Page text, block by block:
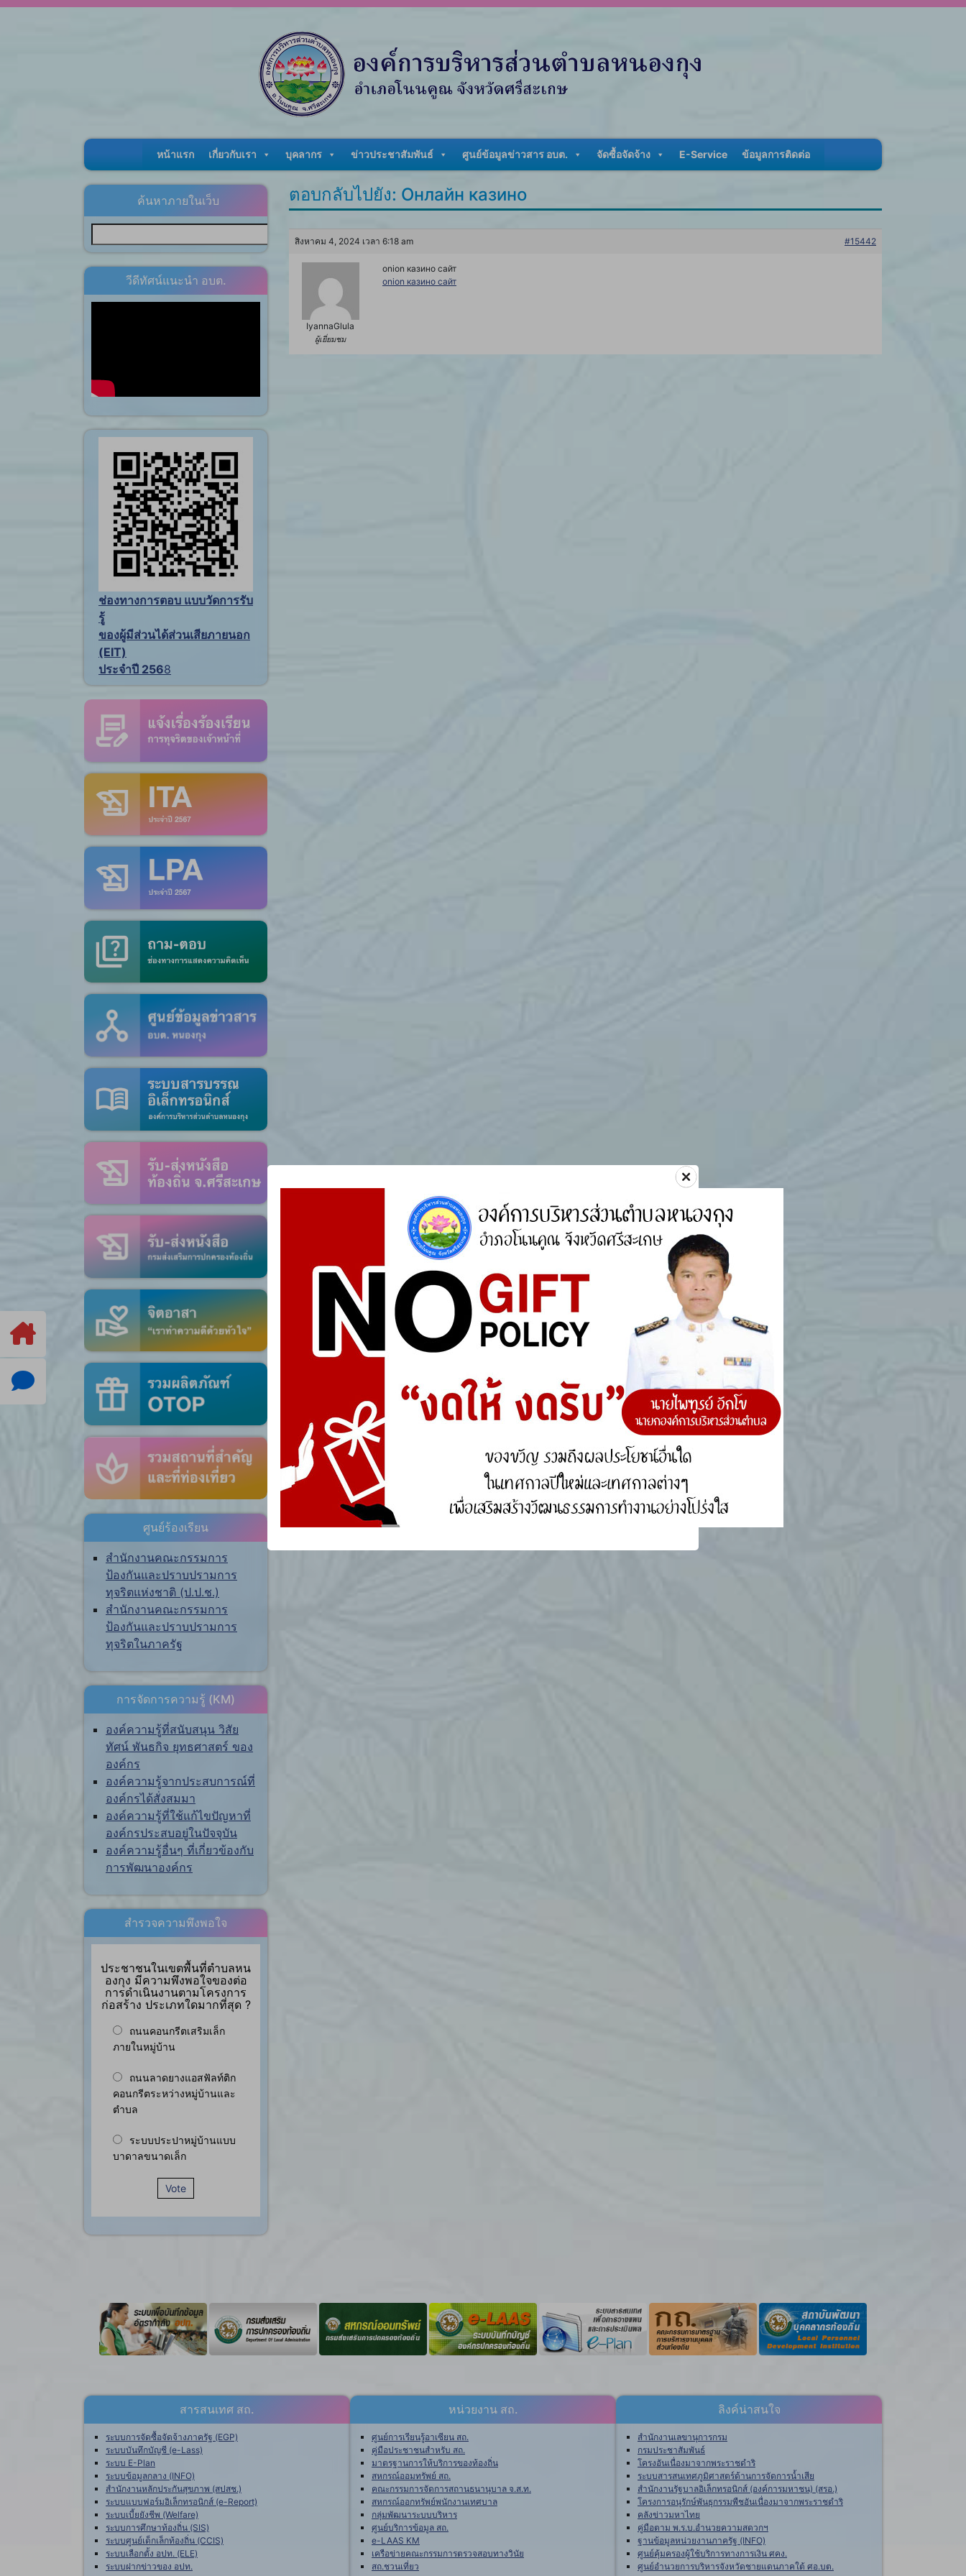
หน้าแรก เกี่ยวกับเรา บุคลากร ข่าวประชาสัมพันธ์ ศูนย์ข้อมูลข่าวสาร อบต. จัดซื้อจัดจ้าง E-Service ข้อมูลการติดต่อ
ค้นหาภายในเว็บ
วีดีทัศน์แนะนำ อบต.
ช่องทางการตอบ แบบวัดการรับ
รู้
ของผู้มีส่วนได้ส่วนเสียภายนอก
(EIT)
ประจำปี 2568
ศูนย์ร้องเรียน
สำนักงานคณะกรรมการ
ป้องกันและปราบปรามการ
ทุจริตแห่งชาติ (ป.ป.ช.)
สำนักงานคณะกรรมการ
ป้องกันและปราบปรามการ
ทุจริตในภาครัฐ
การจัดการความรู้ (KM)
องค์ความรู้ที่สนับสนุน วิสัย
ทัศน์ พันธกิจ ยุทธศาสตร์ ของ
องค์กร
องค์ความรู้จากประสบการณ์ที่
องค์กรได้สั่งสมมา
องค์ความรู้ที่ใช้แก้ไขปัญหาที่
องค์กรประสบอยู่ในปัจจุบัน
องค์ความรู้อื่นๆ ที่เกี่ยวข้องกับ
การพัฒนาองค์กร
สำรวจความพึงพอใจ
ประชาชนในเขตพื้นที่ตำบลหน
องกุง มีความพึงพอใจของต่อ
การดำเนินงานตามโครงการ
ก่อสร้าง ประเภทใดมากที่สุด ?
ถนนคอนกรีตเสริมเล็ก
ภายในหมู่บ้าน
ถนนลาดยางแอสฟัลท์ติก
คอนกรีตระหว่างหมู่บ้านและ
ตำบล
ระบบประปาหมู่บ้านแบบ
บาดาลขนาดเล็ก
Vote
ตอบกลับไปยัง: Онлайн казино
สิงหาคม 4, 2024 เวลา 6:18 am #15442
IyannaGlula
ผู้เยี่ยมชม
onion казино сайт
onion казино сайт
สารสนเทศ สถ.
ระบบการจัดซื้อจัดจ้างภาครัฐ (EGP)
ระบบบันทึกบัญชี (e-Lass)
ระบบ E-Plan
ระบบข้อมูลกลาง (INFO)
สำนักงานหลักประกันสุขภาพ (สปสช.)
ระบบแบบฟอร์มอิเล็กทรอนิกส์ (e-Report)
ระบบเบี้ยยังชีพ (Welfare)
ระบบการศึกษาท้องถิ่น (SIS)
ระบบศูนย์เด็กเล็กท้องถิ่น (CCIS)
ระบบเลือกตั้ง อปท. (ELE)
ระบบฝากข่าวของ อปท.
หน่วยงาน สถ.
ศูนย์การเรียนรู้อาเซียน สถ.
คู่มือประชาชนสำหรับ สถ.
มาตรฐานการให้บริการของท้องถิ่น
สหกรณ์ออมทรัพย์ สถ.
คณะกรรมการจัดการสถานธนานุบาล จ.ส.ท.
สหกรณ์ออกทรัพย์พนักงานเทศบาล
กลุ่มพัฒนาระบบบริหาร
ศูนย์บริการข้อมูล สถ.
e-LAAS KM
เครือข่ายคณะกรรมการตรวจสอบทางวินัย
สถ.ชวนเที่ยว
ลิงค์น่าสนใจ
สำนักงานเลขานุการกรม
กรมประชาสัมพันธ์
โครงอันเนื่องมาจากพระราชดำริ
ระบบสารสนเทศภูมิศาสตร์ด้านการจัดการน้ำเสีย
สำนักงานรัฐบาลอิเล็กทรอนิกส์ (องค์การมหาชน) (สรอ.)
โครงการอนุรักษ์พันธุกรรมพืชอันเนื่องมาจากพระราชดำริ
คลังข่าวมหาไทย
คู่มือตาม พ.ร.บ.อำนวยความสดวกฯ
ฐานข้อมูลหน่วยงานภาครัฐ (INFO)
ศูนย์คุ้มครองผู้ใช้บริการทางการเงิน ศคง.
ศูนย์อำนวยการบริหารจังหวัดชายแดนภาคใต้ ศอ.บต.